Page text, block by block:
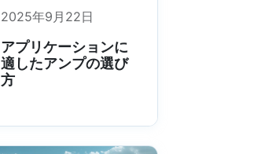
2025年9月22日
アプリケーションに
適したアンプの選び
方